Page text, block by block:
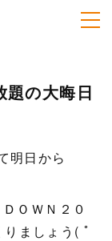
題の大晦日
明日から
ＯＷＮ２０
ましょう( ﾟ